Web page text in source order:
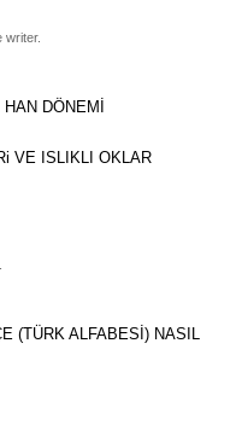
writer.
DÖNEMİ
VE ISLIKLI OKLAR
(TÜRK ALFABESİ) NASIL